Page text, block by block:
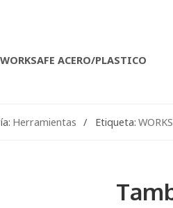
ACERO/PLASTICO
Herramientas Etiqueta: